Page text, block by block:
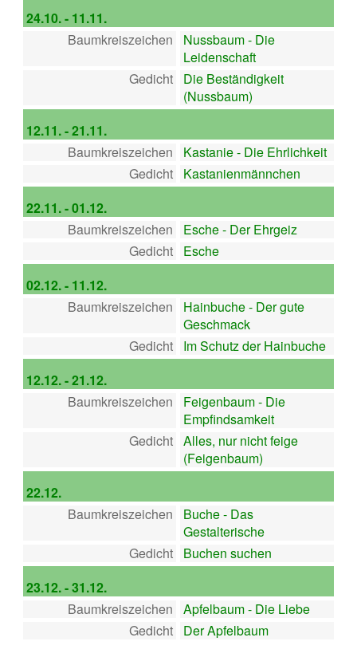
24.10. - 11.11.
Baumkreiszeichen
Nussbaum - Die
Leidenschaft
Gedicht
Die Beständigkeit
(Nussbaum)
12.11. - 21.11.
Baumkreiszeichen
Kastanie - Die Ehrlichkeit
Gedicht
Kastanienmännchen
22.11. - 01.12.
Baumkreiszeichen
Esche - Der Ehrgeiz
Gedicht
Esche
02.12. - 11.12.
Baumkreiszeichen
Hainbuche - Der gute
Geschmack
Gedicht
Im Schutz der Hainbuche
12.12. - 21.12.
Baumkreiszeichen
Feigenbaum - Die
Empfindsamkeit
Gedicht Alles, nur nicht feige
(Feigenbaum)
22.12.
Baumkreiszeichen
Buche - Das
Gestalterische
Gedicht
Buchen suchen
23.12. - 31.12.
Baumkreiszeichen
Apfelbaum - Die Liebe
Gedicht
Der Apfelbaum